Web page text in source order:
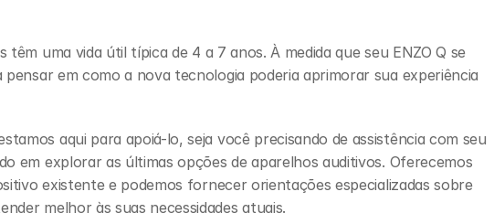
têm uma vida útil típica de 4 a 7 anos. À medida que seu ENZO Q se
pensar em como a nova tecnologia poderia aprimorar sua experiência
aqui para apoiá-lo, seja você precisando de assistência com seu
existente e podemos fornecer orientações especializadas sobre
melhor às suas necessidades atuais.